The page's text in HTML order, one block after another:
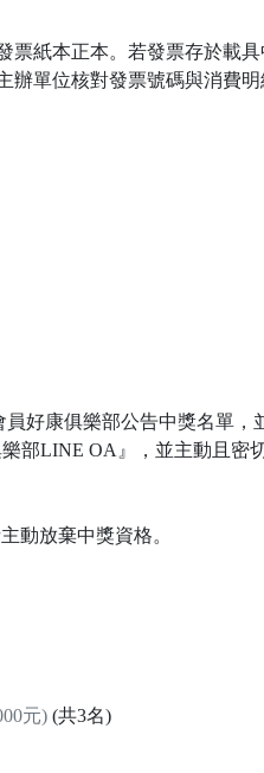
票紙本正本。若發票存於載
辦單位核對發票號碼與消費
員好康俱樂部公告中獎名單
部LINE OA』，並主動且密
動放棄中獎資格。
元)(共3名)